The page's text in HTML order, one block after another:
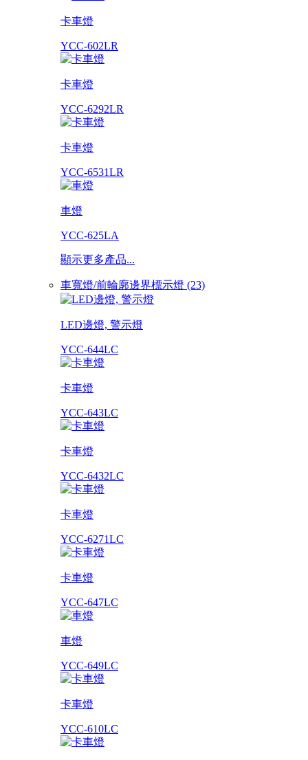
卡車燈
YCC-602LR
卡車燈
YCC-6292LR
卡車燈
YCC-6531LR
車燈
YCC-625LA
顯示更多產品...
車寬燈/前輪廓邊界標示燈 (23)
LED邊燈, 警示燈
YCC-644LC
卡車燈
YCC-643LC
卡車燈
YCC-6432LC
卡車燈
YCC-6271LC
卡車燈
YCC-647LC
車燈
YCC-649LC
卡車燈
YCC-610LC